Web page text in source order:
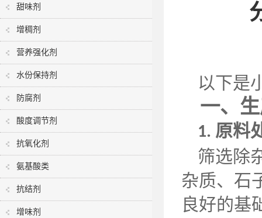
甜味剂
增稠剂
营养强化剂
水份保持剂
防腐剂
酸度调节剂
抗氧化剂
氨基酸类
抗结剂
增味剂
以下是
一、
1. 原料
筛选除
杂质、石
良好的基